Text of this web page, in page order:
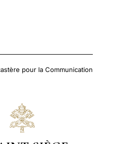
pour la Communication